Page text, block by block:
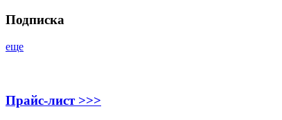
Подписка
еще
Прайс-лист >>>